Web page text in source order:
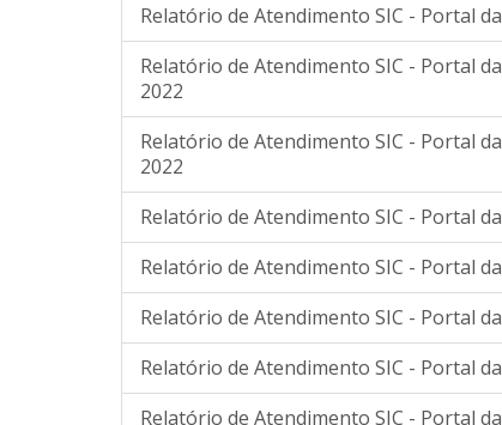
Relatório de Atendimento SIC - Portal
Relatório de Atendimento SIC - Portal
2022
Relatório de Atendimento SIC - Portal
2022
Relatório de Atendimento SIC - Portal
Relatório de Atendimento SIC - Portal
Relatório de Atendimento SIC - Portal
Relatório de Atendimento SIC - Portal
Relatório de Atendimento SIC - Portal